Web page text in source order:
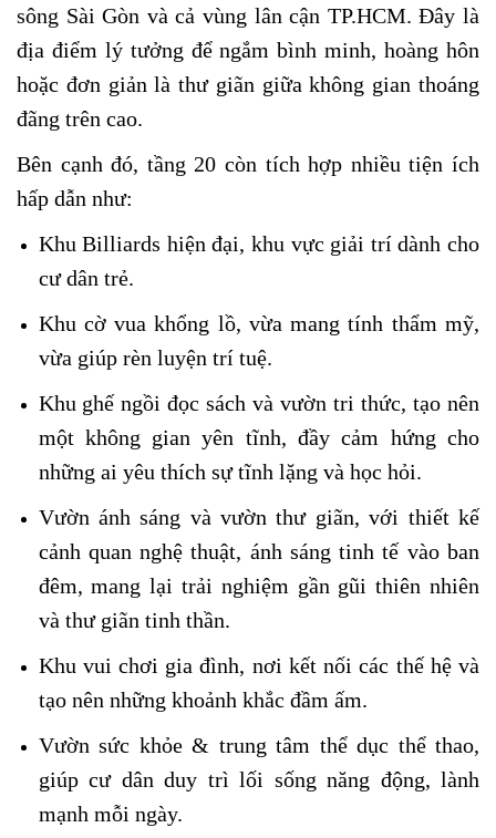
sông Sài Gòn và cả vùng lân cận TP.HCM. Đây là
địa điểm lý tưởng để ngắm bình minh, hoàng hôn
hoặc đơn giản là thư giãn giữa không gian thoáng
đãng trên cao.
Bên cạnh đó, tầng 20 còn tích hợp nhiều tiện ích
hấp dẫn như:
Khu Billiards hiện đại, khu vực giải trí dành cho
cư dân trẻ.
Khu cờ vua khổng lồ, vừa mang tính thẩm mỹ,
vừa giúp rèn luyện trí tuệ.
Khu ghế ngồi đọc sách và vườn tri thức, tạo nên
một không gian yên tĩnh, đầy cảm hứng cho
những ai yêu thích sự tĩnh lặng và học hỏi.
Vườn ánh sáng và vườn thư giãn, với thiết kế
cảnh quan nghệ thuật, ánh sáng tinh tế vào ban
đêm, mang lại trải nghiệm gần gũi thiên nhiên
và thư giãn tinh thần.
Khu vui chơi gia đình, nơi kết nối các thế hệ và
tạo nên những khoảnh khắc đầm ấm.
Vườn sức khỏe & trung tâm thể dục thể thao,
giúp cư dân duy trì lối sống năng động, lành
mạnh mỗi ngày.